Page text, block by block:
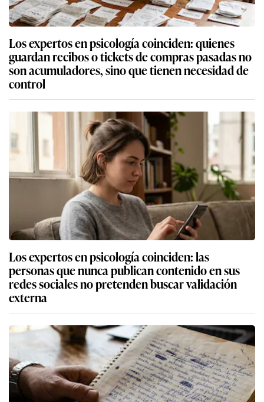
Los expertos en psicología coinciden: quienes
guardan recibos o tickets de compras pasadas no
son acumuladores, sino que tienen necesidad de
control
Los expertos en psicología coinciden: las
personas que nunca publican contenido en sus
redes sociales no pretenden buscar validación
externa